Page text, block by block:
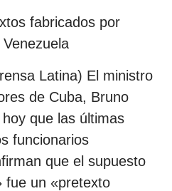
fabricados por
Latina) El ministro
de Cuba, Bruno
que las últimas
funcionarios
que el supuesto
fue un «pretexto